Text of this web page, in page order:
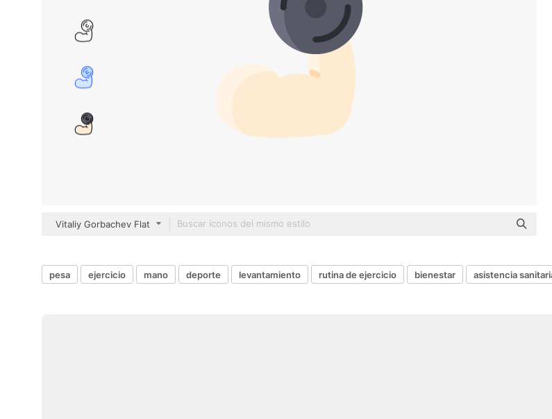
Vitaliy Gorbachev Flat
pesa ejercicio mano deporte levantamiento rutina de ejercicio bienestar asistencia